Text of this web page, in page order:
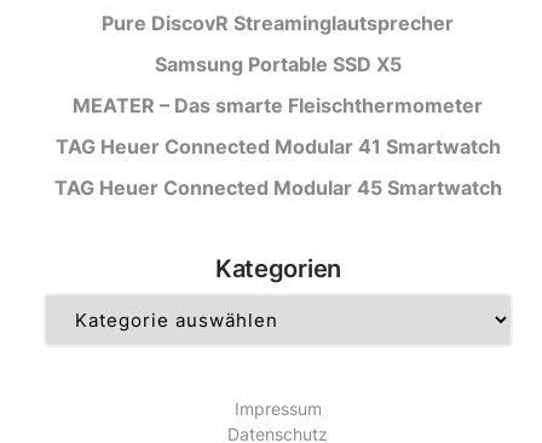
Pure DiscovR Streaminglautsprecher
Samsung Portable SSD X5
MEATER – Das smarte Fleischthermometer
TAG Heuer Connected Modular 41 Smartwatch
TAG Heuer Connected Modular 45 Smartwatch
Kategorien
Impressum
Datenschutz